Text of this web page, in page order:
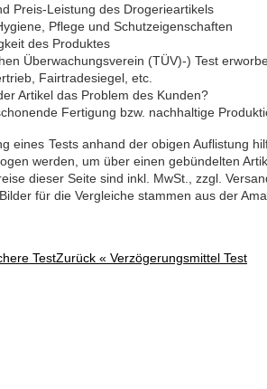
Preis-Leistung des Drogerieartikels
Pflege und Schutzeigenschaften
des Produktes
Überwachungsverein (TÜV)-) Test
Fairtradesiegel, etc.
Artikel das Problem des Kunden?
Fertigung bzw. nachhaltige
eines Tests anhand der obigen Auflistung
werden, um über einen gebündelten
dieser Seite sind inkl. MwSt., zzgl.
für die Vergleiche stammen aus der
TestZurück « Verzögerungsmittel Test